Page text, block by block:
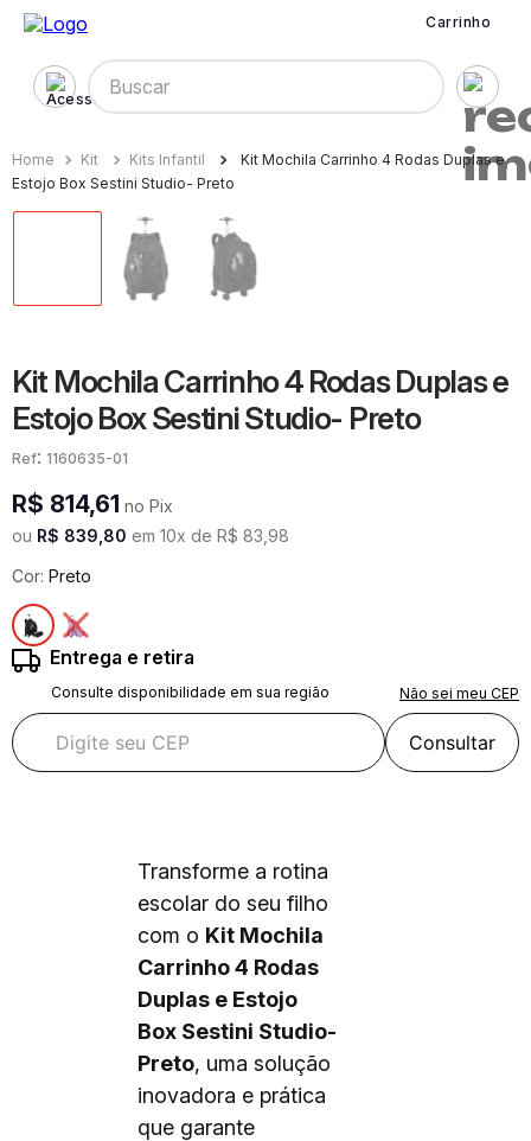
Carrinho
Buscar
Kit Kits Infantil
Kit Mochila Carrinho 4 Rodas Duplas e
Estojo Box Sestini Studio- Preto
Kit Mochila Carrinho 4 Rodas Duplas e
Estojo Box Sestini Studio- Preto
: 1160635-01
R$ 814,61 no Pix
ou R$ 839 80 em 10x de R$ 83 98
Cor: Preto
Entrega e retira
Consulte disponibilidade em sua região Não sei meu CEP
Consultar
Transforme a rotina
escolar do seu filho
com o Kit Mochila
Carrinho 4 Rodas
Duplas e Estojo
Box Sestini Studio-
Preto, uma solução
inovadora e prática
que garante